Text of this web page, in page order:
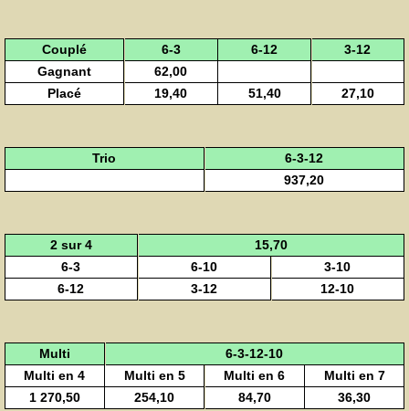
Couplé 6-3 6-12
3-12
Gagnant
62,00
Placé
19,40 51,40 27,10
Trio
6-3-12
937,20
2 sur 4
15,70
6-3
6-10
3-10
6-12
3-12 12-10
Multi
6-3-12-10
Multi en 4
Multi en 5 Multi en 6
Multi en 7
1 270,50
254,10 84,70 36,30